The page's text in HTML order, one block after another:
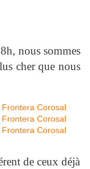
nous sommes
cher que nous
de ceux déjà